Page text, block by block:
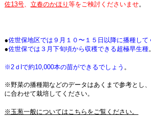
佐13号、 立春のかほり等をご検討くださいませ。
●佐世保地区では９月１０〜１５日以降に播種して
●佐世保では３月下旬頃から収穫できる超極早生種。
※2ｄlで約10,000本の苗ができるでしょう 。
※野菜の播種期などのデータはあくまで参考とし
に合わせて栽培してください。
※玉葱一般についてはこちらをご覧ください。